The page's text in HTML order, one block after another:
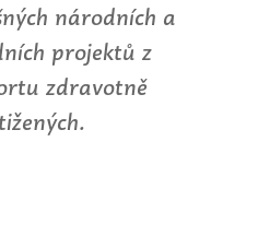
národních a
projektů z
zdravotně